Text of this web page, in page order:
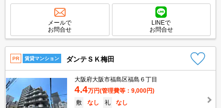
好。都市ガス使用。2025年8月、間取変更リフォーム済み。
メールで
お問合せ
LINEで
お問合せ
PR 賃貸マンション ダンテＳＫ梅田
大阪府大阪市福島区福島６丁目
4.4万円(管理費等：9,000円)
敷
なし 礼
なし